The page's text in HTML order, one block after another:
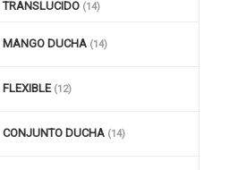
TRANSLUCIDO (14)
MANGO DUCHA (14)
FLEXIBLE (12)
CONJUNTO DUCHA (14)